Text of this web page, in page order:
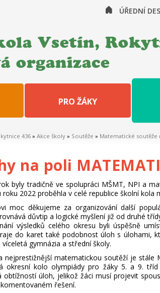
ÚŘEDNÍ
Vsetín,
organizace
PRO ŽÁKY
436 » Akce školy » Soutěže » Matematické soutěže
na poli
byly tradičně ve spolupráci MŠMT, NPI a
roku 2022 proběhla v celé republice školní
moc děkujeme za organizování další
důvtip a logické myšlení již od druhé
výsledků celého okresu byli úspěšně
do karet také podobnost úloh s úlohami,
gymnázia a střední školy.
nejprestižnější matematickou soutěží je stále
okresní kolo olympiády pro žáky 5. a 9.
obtížností úloh, jelikož žáci musí projevit
řešení.